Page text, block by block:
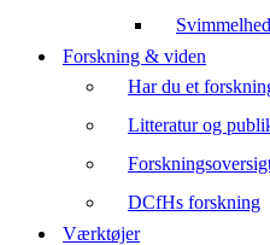
Svimmelhed
Forskning & viden
Har du et
Litteratur og
DCfHs forskning
Værktøjer